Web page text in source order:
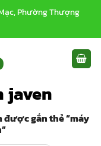
Phường Thượng
javen
được gắn thẻ “máy